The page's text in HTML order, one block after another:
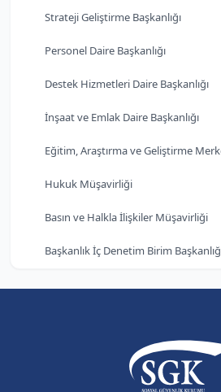
Strateji Geliştirme Başkanlığı
Personel Daire Başkanlığı
Destek Hizmetleri Daire Başkanlığı
İnşaat ve Emlak Daire Başkanlığı
Eğitim, Araştırma ve Geliştirme
Hukuk Müşavirliği
Basın ve Halkla İlişkiler Müşavirliği
Başkanlık İç Denetim Birim